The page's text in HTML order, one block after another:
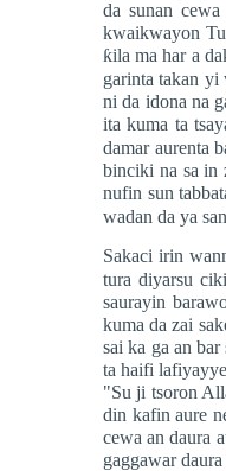
da sunan
kwaikwayon
ƙila ma har a
garinta takan yi
ni da idona na
ita kuma ta
damar aurenta
binciki na sa in
nufin sun
wadan da ya
Sakaci irin
tura diyarsu
saurayin
kuma da zai
sai ka ga an
ta haifi
"Su ji tsoron
din kafin aure
cewa an daura
gaggawar